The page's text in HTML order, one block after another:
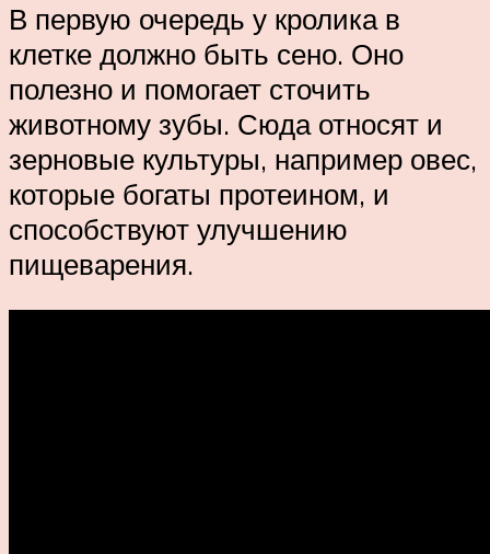
В первую очередь у кролика в
клетке должно быть сено. Оно
полезно и помогает сточить
животному зубы. Сюда относят и
зерновые культуры, например овес,
которые богаты протеином, и
способствуют улучшению
пищеварения.